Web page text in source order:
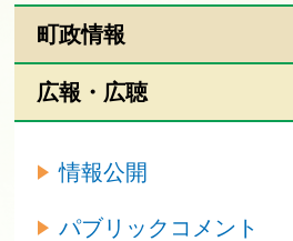
町政情報
広報・広聴
情報公開
パブリックコメント